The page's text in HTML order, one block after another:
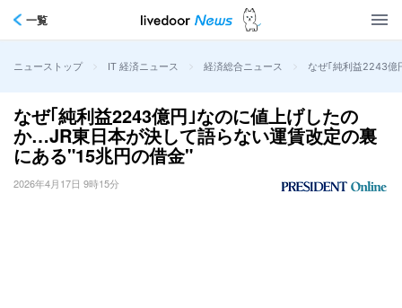
一覧
ニューストップ > IT 経済ニュース > 経済総合ニュース > なぜ｢純利益2243億
なぜ｢純利益2243億円｣なのに値上げしたの
か…JR東日本が決して語らない運賃改定の裏
にある"15兆円の借金"
2026年4月17日 9時15分